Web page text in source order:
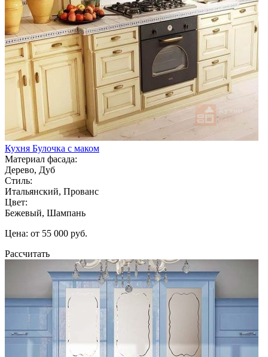
Кухня Булочка с маком
Материал фасада:
Дерево, Дуб
Стиль:
Итальянский, Прованс
Цвет:
Бежевый, Шампань
Цена: от 55 000 руб.
Рассчитать